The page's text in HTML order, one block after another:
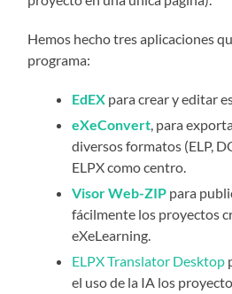
Hemos hecho tres aplicaciones
programa:
EdEX para crear y editar
eXeConvert , para
diversos formatos (ELP,
ELPX como centro.
Visor Web-ZIP para
fácilmente los proyectos
eXeLearning.
ELPX Translator Desktop
el uso de la IA los